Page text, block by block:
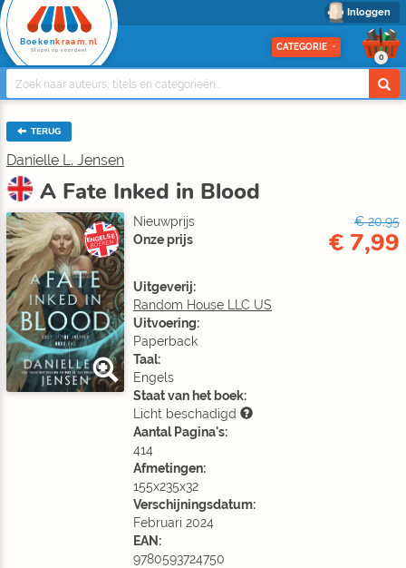
Inloggen
Boeken kraam.nl
Stapel op voordeel CATEGORIE
0
TERUG
Danielle L. Jensen
A Fate Inked in Blood
ENGELSE
BOEKEN
Nieuwprijs
€ 20,95
Onze prijs
€ 7,99
Uitgeverij:
Random House LLC US
Uitvoering:
Paperback
Taal:
Engels
Staat van het boek:
Licht beschadigd
Aantal Pagina's:
414
Afmetingen:
155x235x32
Verschijningsdatum:
Februari 2024
EAN:
9780593724750